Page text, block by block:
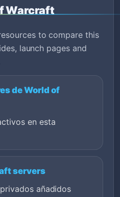
Warcraft
to compare this
launch pages and
de World of
en esta
servers
añadidos